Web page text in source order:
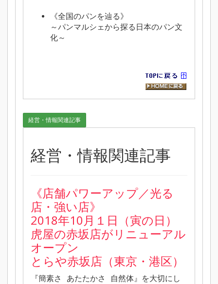
《全国のパンを辿る》
～パンマルシェから探る日本のパン文
化～
経営・情報関連記事
経営・情報関連記事
《店舗パワーアップ／光る
店・強い店》
2018年10月１日（寅の日）
虎屋の赤坂店がリニューアル
オープン
とらや赤坂店（東京・港区）
『簡素さ あたたかさ 自然体』を大切にし